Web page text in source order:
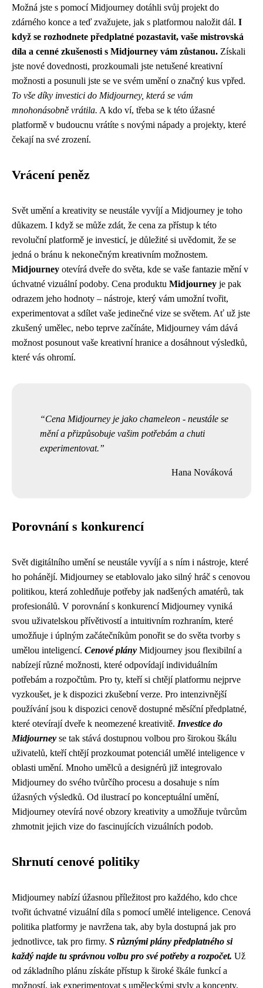
Možná jste s pomocí Midjourney dotáhli svůj projekt do
zdárného konce a teď zvažujete, jak s platformou naložit dál. I
když se rozhodnete předplatné pozastavit, vaše mistrovská
díla a cenné zkušenosti s Midjourney vám zůstanou. Získali
jste nové dovednosti, prozkoumali jste netušené kreativní
možnosti a posunuli jste se ve svém umění o značný kus vpřed.
To vše díky investici do Midjourney, která se vám
mnohonásobně vrátila. A kdo ví, třeba se k této úžasné
platformě v budoucnu vrátíte s novými nápady a projekty, které
čekají na své zrození.
Vrácení peněz
Svět umění a kreativity se neustále vyvíjí a Midjourney je toho
důkazem. I když se může zdát, že cena za přístup k této
revoluční platformě je investicí, je důležité si uvědomit, že se
jedná o bránu k nekonečným kreativním možnostem.
Midjourney otevírá dveře do světa, kde se vaše fantazie mění v
úchvatné vizuální podoby. Cena produktu Midjourney je pak
odrazem jeho hodnoty – nástroje, který vám umožní tvořit,
experimentovat a sdílet vaše jedinečné vize se světem. Ať už jste
zkušený umělec, nebo teprve začínáte, Midjourney vám dává
možnost posunout vaše kreativní hranice a dosáhnout výsledků,
které vás ohromí.
Cena Midjourney je jako chameleon - neustále se
mění a přizpůsobuje vašim potřebám a chuti
experimentovat.
Hana Nováková
Porovnání s konkurencí
Svět digitálního umění se neustále vyvíjí a s ním i nástroje, které
ho pohánějí. Midjourney se etablovalo jako silný hráč s cenovou
politikou, která zohledňuje potřeby jak nadšených amatérů, tak
profesionálů. V porovnání s konkurencí Midjourney vyniká
svou uživatelskou přívětivostí a intuitivním rozhraním, které
umožňuje i úplným začátečníkům ponořit se do světa tvorby s
umělou inteligencí. Cenové plány Midjourney jsou flexibilní a
nabízejí různé možnosti, které odpovídají individuálním
potřebám a rozpočtům. Pro ty, kteří si chtějí platformu nejprve
vyzkoušet, je k dispozici zkušební verze. Pro intenzivnější
používání jsou k dispozici cenově dostupné měsíční předplatné,
které otevírají dveře k neomezené kreativitě. Investice do
Midjourney se tak stává dostupnou volbou pro širokou škálu
uživatelů, kteří chtějí prozkoumat potenciál umělé inteligence v
oblasti umění. Mnoho umělců a designérů již integrovalo
Midjourney do svého tvůrčího procesu a dosahuje s ním
úžasných výsledků. Od ilustrací po konceptuální umění,
Midjourney otevírá nové obzory kreativity a umožňuje tvůrcům
zhmotnit jejich vize do fascinujících vizuálních podob.
Shrnutí cenové politiky
Midjourney nabízí úžasnou příležitost pro každého, kdo chce
tvořit úchvatné vizuální díla s pomocí umělé inteligence. Cenová
politika platformy je navržena tak, aby byla dostupná jak pro
jednotlivce, tak pro firmy. S různými plány předplatného si
každý najde tu správnou volbu pro své potřeby a rozpočet. Už
od základního plánu získáte přístup k široké škále funkcí a
možností, jak experimentovat s uměleckými styly a koncepty.